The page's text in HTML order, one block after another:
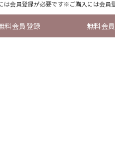
は会員登録が必要です
料会員登録
※ご購入には会員
無料会